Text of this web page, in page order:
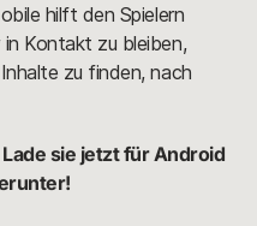
hilft den Spielern
Kontakt zu bleiben,
zu finden, nach
sie jetzt für Android